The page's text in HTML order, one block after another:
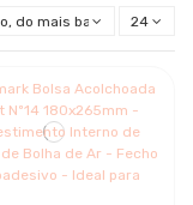
do mais baixo ao mais
24